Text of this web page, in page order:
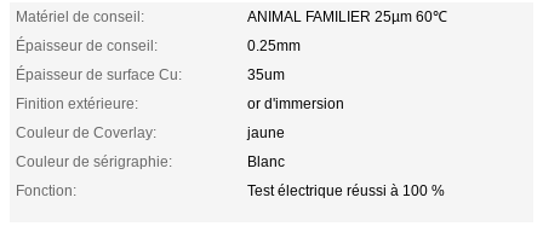
Matériel de conseil:
ANIMAL FAMILIER 25µm 60℃
Épaisseur de conseil:
0.25mm
Épaisseur de surface Cu:
35um
Finition extérieure:
or d'immersion
Couleur de Coverlay:
jaune
Couleur de sérigraphie:
Blanc
Fonction:
Test électrique réussi à 100 %